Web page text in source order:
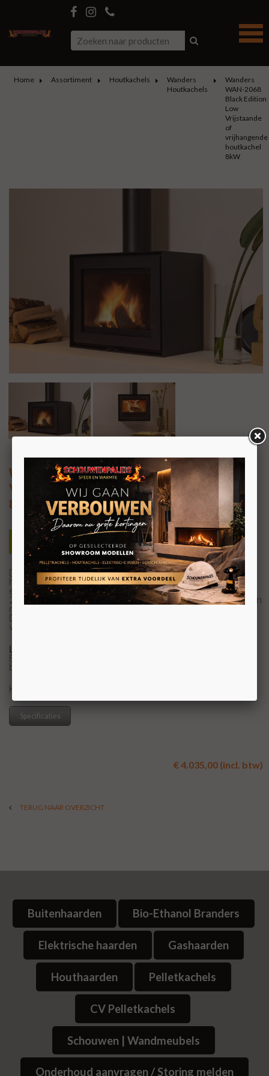
Home Assortiment Houtkachels
Wanders
Houtkachels
Wanders
WAN-2068
Black Edition
Low
Vrijstaande
of
vrijhangende
houtkachel
8kW
Wanders WAN-2068 Black Edition Low
Vrijstaande of vrijhangende houtkachel
8kW
De Wanders WAN 2068 Black Edition Low is een
hangende houtkachel met een moderne uitstraling en
een rechthoekig ontwerp. Het is gebaseerd op de WAN
2068 Front inzethaard, omgeven door een stijlvolle stalen
mantel. De kachel kunt u op twee manieren installeren.
De kachel kan op een plateau worden geplaatst of
worden opgehangen.
Let op!
Black Edition Low. De juiste afbeeldingen volgen
binnenkort.
KOM VOOR UW PRIJS NAAR ONZE SHOWROOM
Specificaties
€ 4.035,00 (incl. btw)
TERUG NAAR OVERZICHT
Buitenhaarden Bio-Ethanol Branders
Elektrische haarden Gashaarden
Houthaarden Pelletkachels
CV Pelletkachels
Schouwen | Wandmeubels
Onderhoud aanvragen / Storing melden